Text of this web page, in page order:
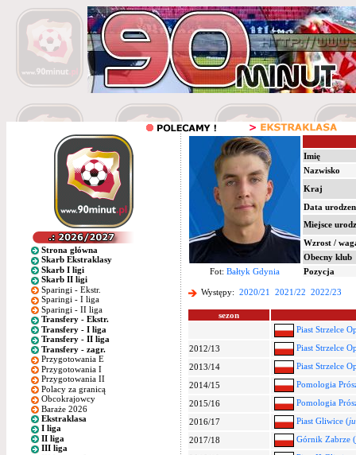
Strona główna
Skarb Ekstraklasy
Skarb I ligi
Skarb II ligi
Sparingi - Ekstr.
Sparingi - I liga
Sparingi - II liga
Transfery - Ekstr.
Transfery - I liga
Transfery - II liga
Transfery - zagr.
Przygotowania E
Przygotowania I
Przygotowania II
Polacy za granicą
Obcokrajowcy
Baraże 2026
Ekstraklasa
I liga
II liga
III liga
Imię
Nazwisko
Kraj
Data
Miejsce
Wzrost /
Obecny klub
Fot: Bałtyk Gdynia Pozycja
Występy: 2020/21 2021/22 2022/23
sezon
Piast Strzelce
2012/13
Piast Strzelce
2013/14
Piast Strzelce
2014/15
Pomologia
2015/16
Pomologia
2016/17
Piast Gliwice (
2017/18
Górnik Zabrze (